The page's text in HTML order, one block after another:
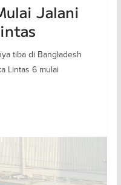
Jalani
tiba di Bangladesh
Lintas 6 mulai